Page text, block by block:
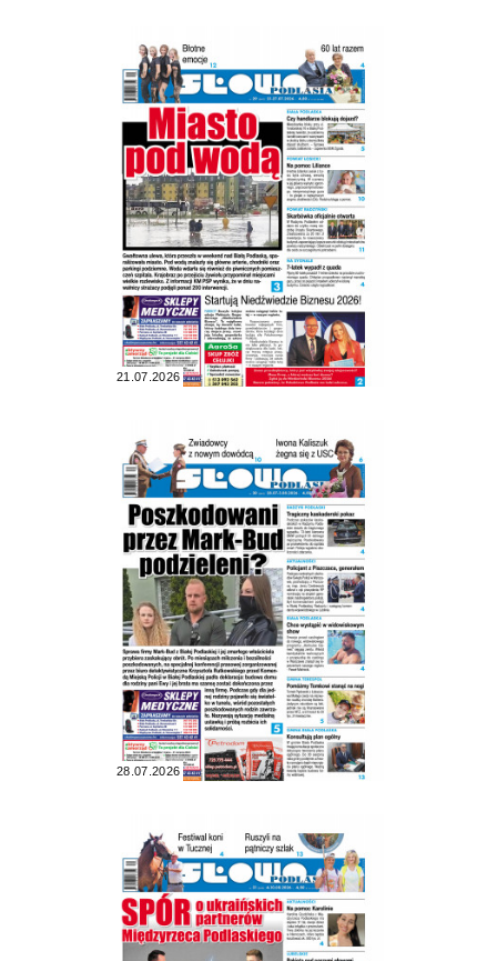
21.07.2026
28.07.2026